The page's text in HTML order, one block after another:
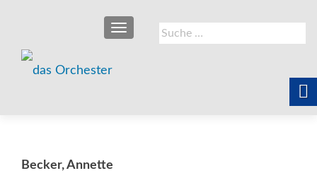
Suche
nach:
SCHALTE NAVIGATION
Becker, Annette